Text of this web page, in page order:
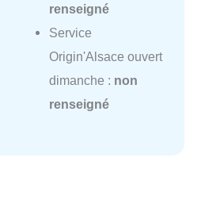
renseigné
Service
Origin'Alsace ouvert
dimanche : non
renseigné